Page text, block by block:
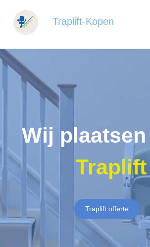
Traplift-Kopen
Wij
Traplift
Traplift offerte